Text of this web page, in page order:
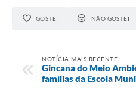
GOSTEI NÃO GOSTEI
NOTÍCIA MAIS RECENTE
Gincana do Meio
famílias da Escola